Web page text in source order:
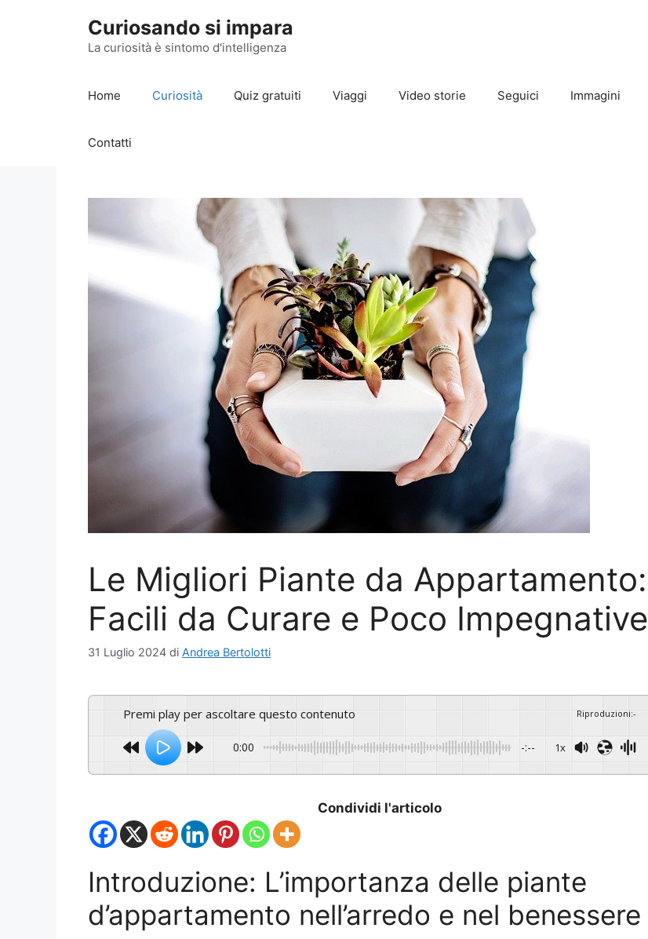
Curiosando si impara
La curiosità è sintomo d'intelligenza
Home Curiosità Quiz gratuiti Viaggi Video storie Seguici Immagini
Contatti
Le Migliori Piante da Appartamento:
Facili da Curare e Poco Impegnative
31 Luglio 2024 di Andrea Bertolotti
Premi play per ascoltare questo contenuto Riproduzioni:-
0:00 -:-- 1x
Condividi l'articolo
Introduzione: L’importanza delle piante
d’appartamento nell’arredo e nel benessere